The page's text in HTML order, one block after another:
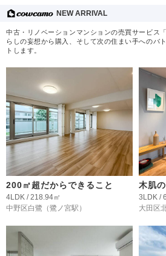
NEW ARRIVAL
中古・リノベーションマンションの売買サービス
らしの妄想から購入、そして次の住まい手へのバ
トします。
200㎡超だからできること
4LDK / 218.94㎡
中野区白鷺 （鷺ノ宮駅）
木肌
3LDK /
大田区